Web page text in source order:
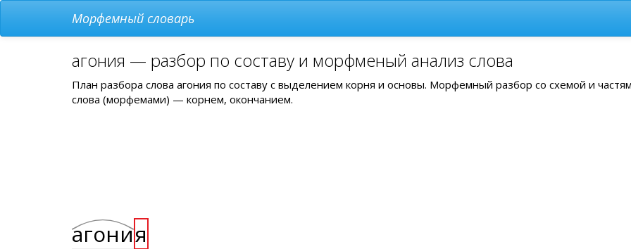
Морфемный словарь
агония — разбор по составу и морфменый анализ слова
План разбора слова агония по составу с выделением корня и основы. Морфемный разбор со схемой и
слова (морфемами) — корнем, окончанием.
агония